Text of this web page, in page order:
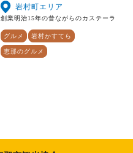
岩村町エリア
創業明治15年の昔ながらのカステーラ
グルメ 岩村かすてら
恵那のグルメ